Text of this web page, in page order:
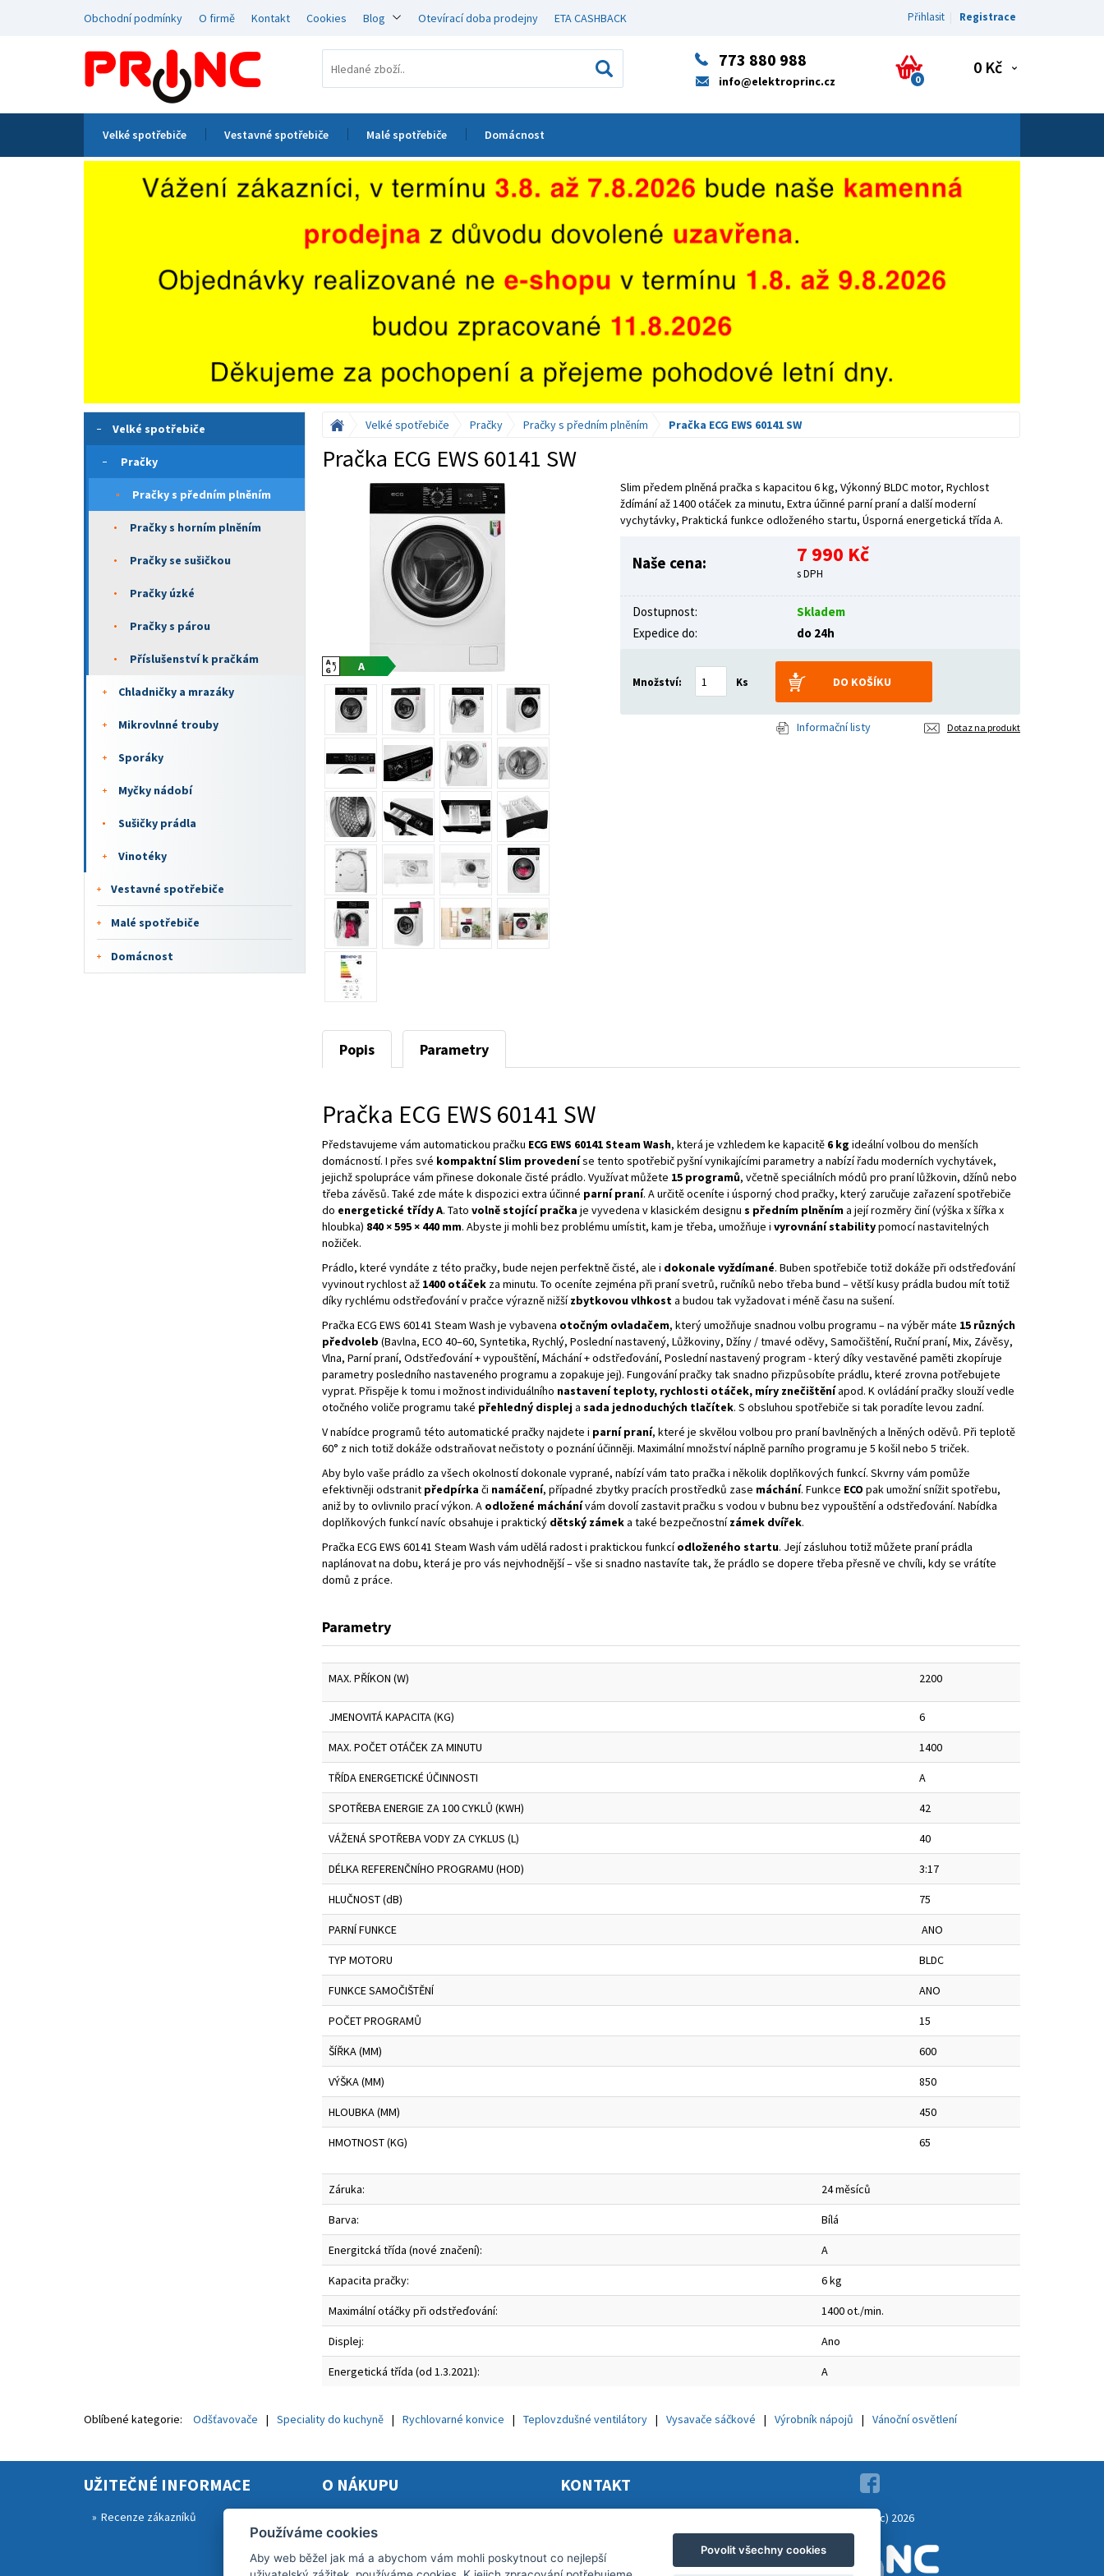
Obchodní podmínky O firmě Kontakt Cookies Blog Otevírací doba prodejny ETA CASHBACK Přihlasit Registrace
773 880 988
info@elektroprinc.cz 0
0 Kč
Velké spotřebiče Vestavné spotřebiče Malé spotřebiče Domácnost
Velké spotřebiče
Pračky
Pračky s předním plněním
Pračky s horním plněním
Pračky se sušičkou
Pračky úzké
Pračky s párou
Příslušenství k pračkám
Chladničky a mrazáky
Mikrovlnné trouby
Sporáky
Myčky nádobí
Sušičky prádla
Vinotéky
Vestavné spotřebiče
Malé spotřebiče
Domácnost
Velké spotřebiče Pračky Pračky s předním plněním Pračka ECG EWS 60141 SW
Pračka ECG EWS 60141 SW
Slim předem plněná pračka s kapacitou 6 kg, Výkonný BLDC motor, Rychlost
ždímání až 1400 otáček za minutu, Extra účinné parní praní a další moderní
vychytávky, Praktická funkce odloženého startu, Úsporná energetická třída A.
Naše cena: 7 990 Kč
s DPH
Dostupnost:
Skladem
Expedice do:
do 24h
Množství: Ks
Informační listy Dotaz na produkt
Popis Parametry
Pračka ECG EWS 60141 SW
Představujeme vám automatickou pračku ECG EWS 60141 Steam Wash, která je vzhledem ke kapacitě 6 kg ideální volbou do menších
domácností. I přes své kompaktní Slim provedeníse tento spotřebič pyšní vynikajícími parametry a nabízí řadu moderních vychytávek,
jejichž spolupráce vám přinese dokonale čisté prádlo. Využívat můžete 15 programů, včetně speciálních módů pro praní lůžkovin, džínů nebo
třeba závěsů. Také zde máte k dispozici extra účinné parní praní. A určitě oceníte i úsporný chod pračky, který zaručuje zařazení spotřebiče
do energetické třídy A. Tato volně stojící pračka je vyvedena v klasickém designu s předním plněníma její rozměry činí (výška x šířka x
hloubka) 840 × 595 × 440 mm. Abyste ji mohli bez problému umístit, kam je třeba, umožňuje i vyrovnání stabilitypomocí nastavitelných
nožiček.
Prádlo, které vyndáte z této pračky, bude nejen perfektně čisté, ale i dokonale vyždímané. Buben spotřebiče totiž dokáže při odstřeďování
vyvinout rychlost až 1400 otáček za minutu. To oceníte zejména při praní svetrů, ručníků nebo třeba bund – větší kusy prádla budou mít totiž
díky rychlému odstřeďování v pračce výrazně nižšízbytkovou vlhkosta budou tak vyžadovat i méně času na sušení.
Pračka ECG EWS 60141 Steam Wash je vybavena otočným ovladačem, který umožňuje snadnou volbu programu – na výběr máte 15 různých
předvoleb (Bavlna, ECO 40–60, Syntetika, Rychlý, Poslední nastavený, Lůžkoviny, Džíny / tmavé oděvy, Samočištění, Ruční praní, Mix, Závěsy,
Vlna, Parní praní, Odstřeďování + vypouštění, Máchání + odstřeďování, Poslední nastavený program - který díky vestavěné paměti zkopíruje
parametry posledního nastaveného programu a zopakuje jej). Fungování pračky tak snadno přizpůsobíte prádlu, které zrovna potřebujete
vyprat. Přispěje k tomu i možnost individuálního nastavení teploty, rychlosti otáček, míry znečištěníapod. K ovládání pračky slouží vedle
otočného voliče programu také přehledný displeja sada jednoduchých tlačítek. S obsluhou spotřebiče si tak poradíte levou zadní.
V nabídce programů této automatické pračky najdete i parní praní, které je skvělou volbou pro praní bavlněných a lněných oděvů. Při teplotě
60° z nich totiž dokáže odstraňovat nečistoty o poznání účinněji. Maximální množství náplně parního programu je 5 košil nebo 5 triček.
Aby bylo vaše prádlo za všech okolností dokonale vyprané, nabízí vám tato pračka i několik doplňkových funkcí. Skvrny vám pomůže
efektivněji odstranit předpírka či namáčení, případné zbytky pracích prostředků zase máchání. Funkce ECO pak umožní snížit spotřebu,
aniž by to ovlivnilo prací výkon. A odložené máchánívám dovolí zastavit pračku s vodou v bubnu bez vypouštění a odstřeďování. Nabídka
doplňkových funkcí navíc obsahuje i praktický dětský zámeka také bezpečnostnízámek dvířek.
Pračka ECG EWS 60141 Steam Wash vám udělá radost i praktickou funkcíodloženého startu. Její zásluhou totiž můžete praní prádla
naplánovat na dobu, která je pro vás nejvhodnější – vše si snadno nastavíte tak, že prádlo se dopere třeba přesně ve chvíli, kdy se vrátíte
domů z práce.
Parametry
MAX. PŘÍKON (W) 2200
JMENOVITÁ KAPACITA (KG) 6
MAX. POČET OTÁČEK ZA MINUTU 1400
TŘÍDA ENERGETICKÉ ÚČINNOSTI A
SPOTŘEBA ENERGIE ZA 100 CYKLŮ (KWH) 42
VÁŽENÁ SPOTŘEBA VODY ZA CYKLUS (L) 40
DÉLKA REFERENČNÍHO PROGRAMU (HOD) 3:17
HLUČNOST (dB) 75
PARNÍ FUNKCE ANO
TYP MOTORU BLDC
FUNKCE SAMOČIŠTĚNÍ ANO
POČET PROGRAMŮ 15
ŠÍŘKA (MM) 600
VÝŠKA (MM) 850
HLOUBKA (MM) 450
HMOTNOST (KG) 65
Záruka: 24 měsíců
Barva: Bílá
Energitcká třída (nové značení): A
Kapacita pračky: 6 kg
Maximální otáčky při odstřeďování: 1400 ot./min.
Displej: Ano
Energetická třída (od 1.3.2021): A
Oblíbené kategorie: Odšťavovače Speciality do kuchyně Rychlovarné konvice Teplovzdušné ventilátory Vysavače sáčkové Výrobník nápojů Vánoční osvětlení
UŽITEČNÉ INFORMACE
Recenze zákazníků
O NÁKUPU
Obchodní podmínky 2024
Zásady ochrany osobních údajů
KONTAKT
Krkonošská 290, 46841 TANVALD
Copyright (c) 2026
Používáme cookies
Aby web běžel jak má a abychom vám mohli poskytnout co nejlepší
Povolit všechny cookies